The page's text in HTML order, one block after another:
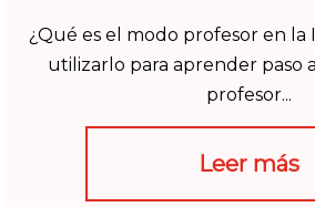
¿Qué es el modo profesor en la
utilizarlo para aprender paso
profesor...
Leer más